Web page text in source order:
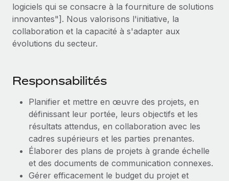
Demandez aux experts
Recevez des conseils d’experts sur les RH à
l’international et la conformité
candidats
Remote Watchtower
Gardez un temps d’avance sur les risques en
matière de conformité
Gestion des appareils
Achetez et suivez vos équipements informatiques
dans le monde entier
Remote Build Bientôt disponible
Conseil en intégrations et automatisations assistées par
l’IA
Centre de ressources
Obtenir de l’aide
BLOG
Paie multipays
EOR et PEO
Gestion des freelances
Taxes
logiciels qui se consacre à la fourniture de solutions
innovantes"]. Nous valorisons l'initiative, la
collaboration et la capacité à s'adapter aux
évolutions du secteur.
Responsabilités
Planifier et mettre en œuvre des projets, en
définissant leur portée, leurs objectifs et les
résultats attendus, en collaboration avec les
cadres supérieurs et les parties prenantes.
Élaborer des plans de projets à grande échelle
et des documents de communication connexes.
Gérer efficacement le budget du projet et